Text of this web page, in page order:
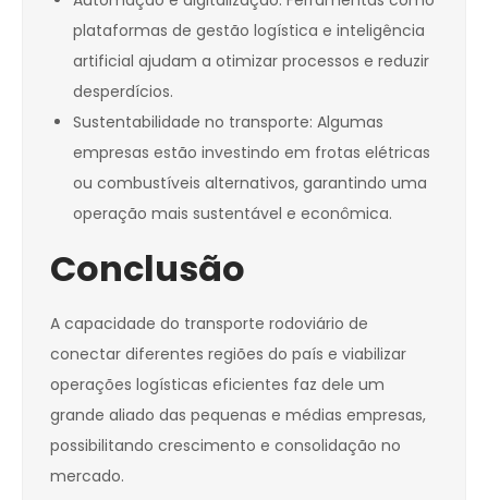
plataformas de gestão logística e inteligência
artificial ajudam a otimizar processos e reduzir
desperdícios.
Sustentabilidade no transporte: Algumas
empresas estão investindo em frotas elétricas
ou combustíveis alternativos, garantindo uma
operação mais sustentável e econômica.
Conclusão
A capacidade do transporte rodoviário de
conectar diferentes regiões do país e viabilizar
operações logísticas eficientes faz dele um
grande aliado das pequenas e médias empresas,
possibilitando crescimento e consolidação no
mercado.